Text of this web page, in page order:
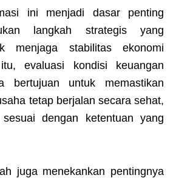
ini menjadi dasar penting
langkah strategis yang
menjaga stabilitas ekonomi
evaluasi kondisi keuangan
bertujuan untuk memastikan
tetap berjalan secara sehat,
dengan ketentuan yang
juga menekankan pentingnya